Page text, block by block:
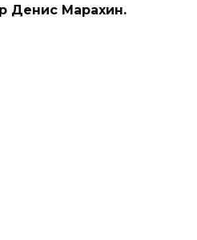
Денис Марахин.